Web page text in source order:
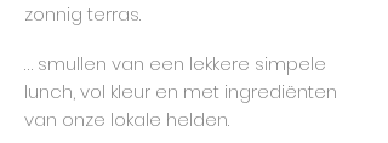
zonnig terras.
… smullen van een lekkere simpele
lunch, vol kleur en met ingrediënten
van onze lokale helden.